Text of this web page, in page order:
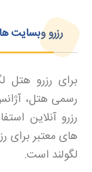
رزرو وبسایت ها
برای رزرو هتل
رسمی هتل،
رزرو آنلاین
های معتبر برای
لگولند است.